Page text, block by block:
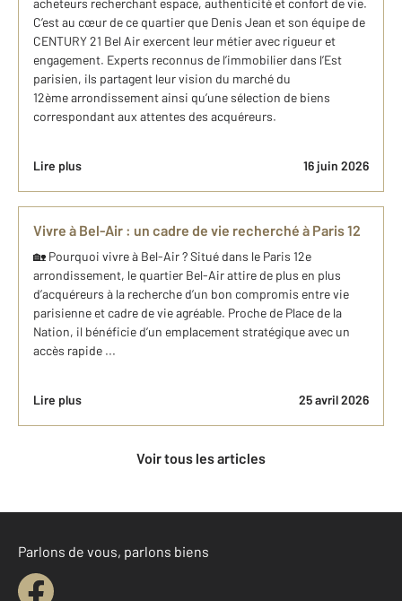
acheteurs recherchant espace, authenticité et confort de vie.
C’est au cœur de ce quartier que Denis Jean et son équipe de
CENTURY 21 Bel Air exercent leur métier avec rigueur et
engagement. Experts reconnus de l’immobilier dans l’Est
parisien, ils partagent leur vision du marché du
12ème arrondissement ainsi qu’une sélection de biens
correspondant aux attentes des acquéreurs.
Lire plus 16 juin 2026
Vivre à Bel-Air : un cadre de vie recherché à Paris 12
🏡 Pourquoi vivre à Bel-Air ? Situé dans le Paris 12e
arrondissement, le quartier Bel-Air attire de plus en plus
d’acquéreurs à la recherche d’un bon compromis entre vie
parisienne et cadre de vie agréable. Proche de Place de la
Nation, il bénéficie d’un emplacement stratégique avec un
accès rapide ...
Lire plus 25 avril 2026
Voir tous les articles
Parlons de vous, parlons biens